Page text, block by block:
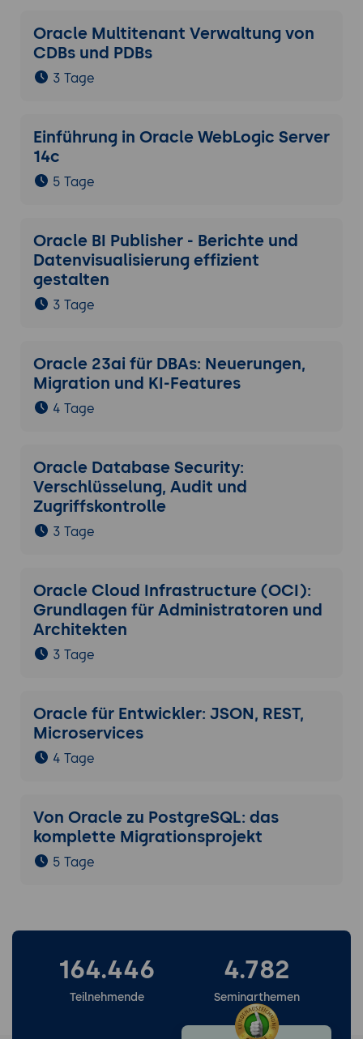
Oracle Multitenant Verwaltung von
CDBs und PDBs
3 Tage
Einführung in Oracle WebLogic Server
14c
5 Tage
Oracle BI Publisher - Berichte und
Datenvisualisierung effizient
gestalten
3 Tage
Oracle 23ai für DBAs: Neuerungen,
Migration und KI-Features
4 Tage
Oracle Database Security:
Verschlüsselung, Audit und
Zugriffskontrolle
3 Tage
Oracle Cloud Infrastructure (OCI):
Grundlagen für Administratoren und
Architekten
3 Tage
Oracle für Entwickler: JSON, REST,
Microservices
4 Tage
Von Oracle zu PostgreSQL: das
komplette Migrationsprojekt
5 Tage
164.446
Teilnehmende
4.782
Seminarthemen